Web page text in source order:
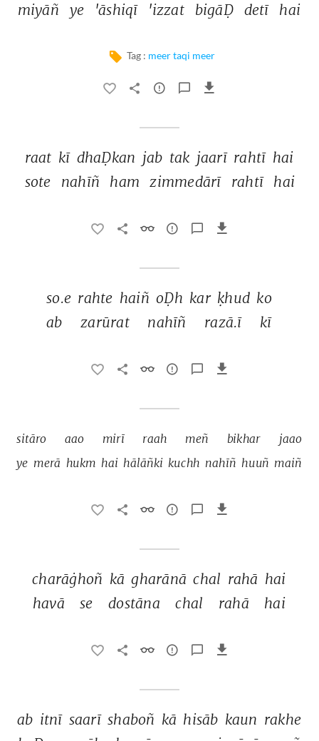
miyāñ
ye 'āshiqī 'izzat bigāḌ detī hai
Tag : meer taqi meer
raat kī dhaḌkan jab tak jaarī rahtī hai
sote
nahīñ ham zimmedārī rahtī hai
so.e rahte haiñ oḌh kar ḳhud ko
ab
zarūrat nahīñ razā.ī kī
sitāro aao mirī raah meñ bikhar
jaao
ye merā hukm hai hālāñki kuchh nahīñ huuñ maiñ
charāġhoñ kā gharānā chal rahā hai
havā
se dostāna chal rahā hai
ab itnī saarī shaboñ kā hisāb kaun rakhe